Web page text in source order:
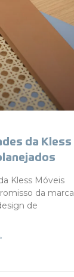
da Kless
Kless Móveis
da marca
de